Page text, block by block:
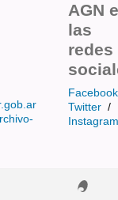
AGN
las
redes
Facebook
Twitter /
Instagram